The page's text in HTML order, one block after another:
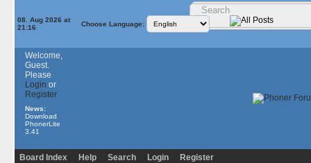
08. Aug 2026 at
21:16
Choose Language:
Welcome,
Guest.
Please
Login or
Register
News:
Download
PhonerLite
3.41
Board Index Help Search Login Register